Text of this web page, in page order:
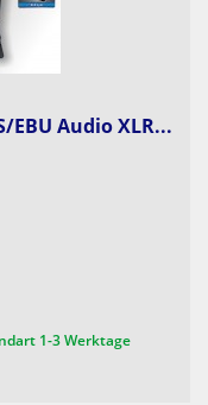
EBU Audio XLR...
1-3 Werktage